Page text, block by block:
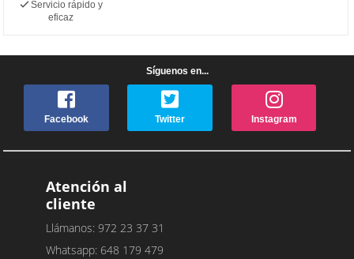
Servicio rápido y
eficaz
Síguenos en...
Facebook Twitter Instagram
Atención al
cliente
Llámanos: 972 23 37 31
Whatsapp: 648 179 479